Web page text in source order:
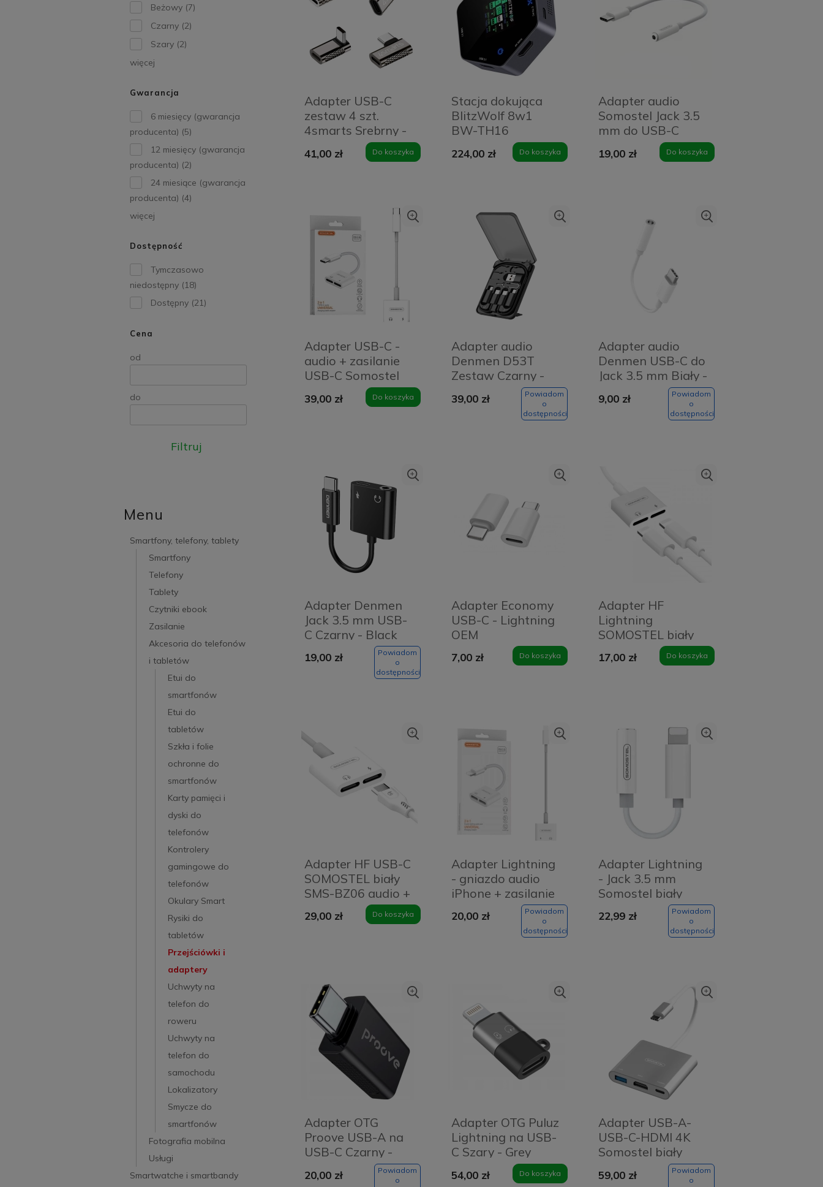
Beżowy (7)
Czarny (2)
Szary (2)
więcej
Gwarancja
6 miesięcy (gwarancja
producenta) (5)
12 miesięcy (gwarancja
producenta) (2)
24 miesiące (gwarancja
producenta) (4)
więcej
Dostępność
Tymczasowo
niedostępny (18)
Dostępny (21)
Cena
od
do
Filtruj
Menu
Smartfony, telefony, tablety
Smartfony
Telefony
Tablety
Czytniki ebook
Zasilanie
Akcesoria do telefonów
i tabletów
Etui do
smartfonów
Etui do
tabletów
Szkła i folie
ochronne do
smartfonów
Karty pamięci i
dyski do
telefonów
Kontrolery
gamingowe do
telefonów
Okulary Smart
Rysiki do
tabletów
Przejściówki i
adaptery
Uchwyty na
telefon do
roweru
Uchwyty na
telefon do
samochodu
Lokalizatory
Smycze do
smartfonów
Fotografia mobilna
Usługi
Smartwatche i smartbandy
Adapter USB-C
zestaw 4 szt.
4smarts Srebrny -
41,00 zł Do koszyka
Stacja dokująca
BlitzWolf 8w1
BW-TH16
224,00 zł Do koszyka
Adapter audio
Somostel Jack 3.5
mm do USB-C
Biały - White
19,00 zł Do koszyka
Adapter USB-C -
audio + zasilanie
USB-C Somostel
39,00 zł Do koszyka
Adapter audio
Denmen D53T
Zestaw Czarny -
39,00 zł
Powiadom
o
dostępności
Adapter audio
Denmen USB-C do
Jack 3.5 mm Biały -
9,00 zł
Powiadom
o
dostępności
Adapter Denmen
Jack 3.5 mm USB-
C Czarny - Black
19,00 zł
Powiadom
o
dostępności
Adapter Economy
USB-C - Lightning
OEM
7,00 zł Do koszyka
Adapter HF
Lightning
SOMOSTEL biały
SMS-BZ05 audio +
zasilanie
17,00 zł Do koszyka
Adapter HF USB-C
SOMOSTEL biały
SMS-BZ06 audio +
zasilanie USB-C
29,00 zł Do koszyka
Adapter Lightning
- gniazdo audio
iPhone + zasilanie
iPhone Somostel
biały
20,00 zł
Powiadom
o
dostępności
Adapter Lightning
- Jack 3.5 mm
Somostel biały
22,99 zł
Powiadom
o
dostępności
Adapter OTG
Proove USB-A na
USB-C Czarny -
20,00 zł
Powiadom
o
Adapter OTG Puluz
Lightning na USB-
C Szary - Grey
54,00 zł Do koszyka
Adapter USB-A-
USB-C-HDMI 4K
Somostel biały
59,00 zł
Powiadom
o